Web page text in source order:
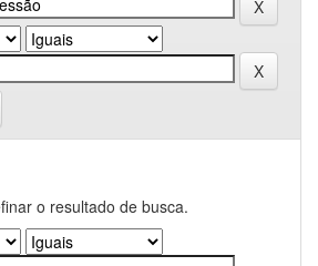
o resultado de busca.